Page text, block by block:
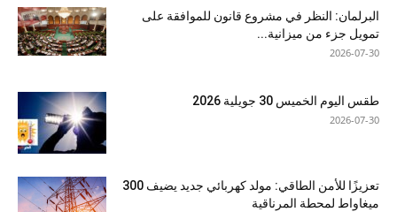
البرلمان: النظر في مشروع قانون للموافقة على
تمويل جزء من ميزانية...
2026-07-30
طقس اليوم الخميس 30 جويلية 2026
2026-07-30
تعزيزًا للأمن الطاقي: مولد كهربائي جديد يضيف 300
ميغاواط لمحطة المرناقية